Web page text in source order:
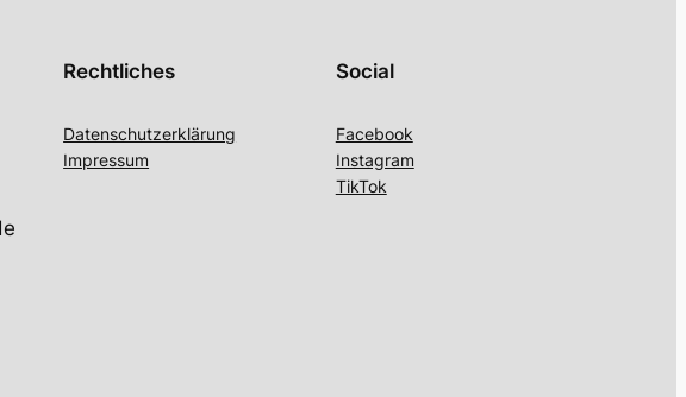
Rechtliches
Datenschutzerklärung
Impressum
Social
Facebook
Instagram
TikTok